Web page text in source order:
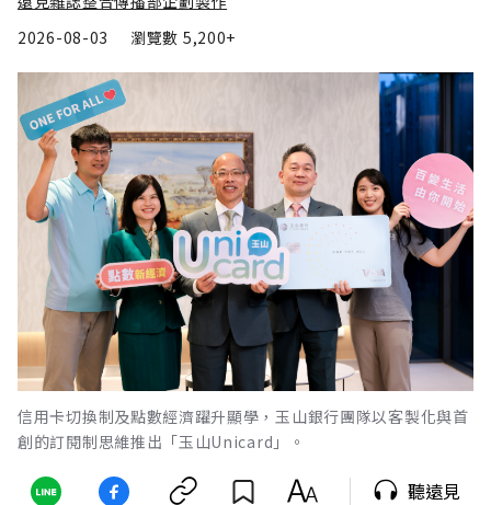
2026-08-03
瀏覽數 5,200+
信用卡切換制及點數經濟躍升顯學，玉山銀行團隊以客製化與首
創的訂閱制思維推出「玉山Unicard」。
聽遠見